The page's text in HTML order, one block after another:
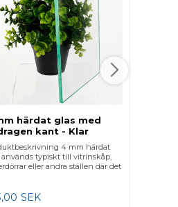
härdat glas med
kant - Klar
4 mm härdat
används typiskt till vitrinskåp,
eller andra ställen där det
SEK